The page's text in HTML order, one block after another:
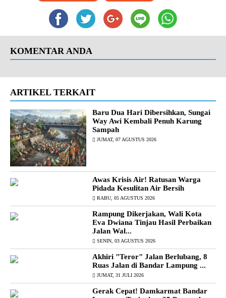
KOMENTAR ANDA
ARTIKEL TERKAIT
Baru Dua Hari Dibersihkan, Sungai
Way Awi Kembali Penuh Karung
Sampah
JUMAT, 07 AGUSTUS 2026
Awas Krisis Air! Ratusan Warga
Pidada Kesulitan Air Bersih
RABU, 05 AGUSTUS 2026
Rampung Dikerjakan, Wali Kota
Eva Dwiana Tinjau Hasil Perbaikan
Jalan Wal...
SENIN, 03 AGUSTUS 2026
Akhiri "Teror" Jalan Berlubang, 8
Ruas Jalan di Bandar Lampung ...
JUMAT, 31 JULI 2026
Gerak Cepat! Damkarmat Bandar